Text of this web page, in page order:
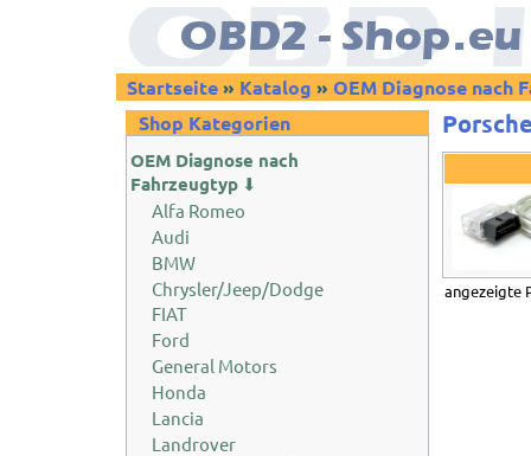
Startseite» Katalog » OEM Diagnose nach
Shop Kategorien
OEM Diagnose nach
Fahrzeugtyp ⬇
Alfa Romeo
Audi
BMW
Chrysler/Jeep/Dodge
FIAT
Ford
General Motors
Honda
Lancia
Landrover
angezeigte